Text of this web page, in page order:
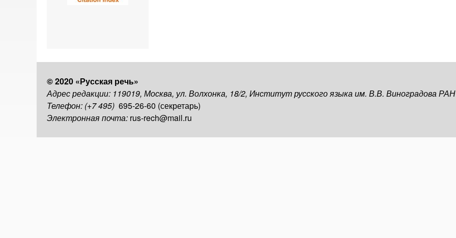
© 2020 «Русская речь»
Адрес редакции: 119019, Москва, ул. Волхонка, 18/2, Институт русского языка им. В.В. Виноградова РАН
Телефон: (+7 495) 695-26-60 (секретарь)
Электронная почта: rus-rech@mail.ru